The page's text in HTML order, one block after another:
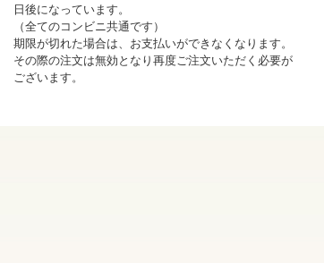
日後になっています。
（全てのコンビニ共通です）
期限が切れた場合は、お支払いができなくなります。
その際の注文は無効となり再度ご注文いただく必要が
ございます。